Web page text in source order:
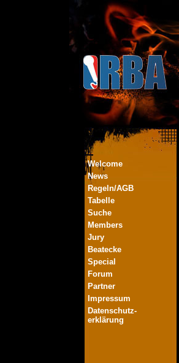
Welcome
News
Regeln/AGB
Tabelle
Suche
Members
Jury
Beatecke
Special
Forum
Partner
Impressum
Datenschutz-
erklärung